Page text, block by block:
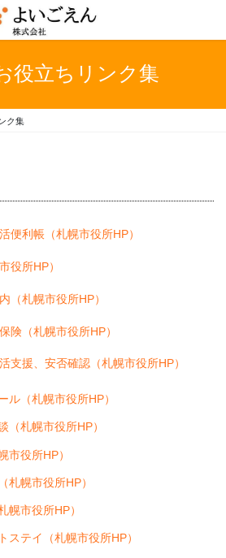
役立ちリンク集
ク集
便利帳（札幌市役所HP）
役所HP）
（札幌市役所HP）
険（札幌市役所HP）
支援、安否確認（札幌市役所HP）
ル（札幌市役所HP）
（札幌市役所HP）
市役所HP）
札幌市役所HP）
幌市役所HP）
ステイ（札幌市役所HP）